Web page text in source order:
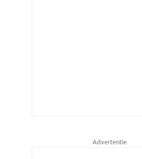
Advertentie